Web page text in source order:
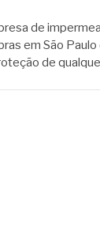
de
em São
de